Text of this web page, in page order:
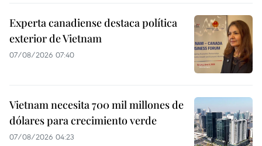
Experta canadiense destaca política
exterior de Vietnam
07/08/2026 07:40
Vietnam necesita 700 mil millones de
dólares para crecimiento verde
07/08/2026 04:23